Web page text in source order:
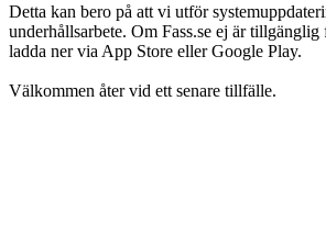
Detta kan bero på att vi utför
underhållsarbete. Om Fass.se ej är tillgänglig
ladda ner via App Store eller Google Play.
Välkommen åter vid ett senare tillfälle.